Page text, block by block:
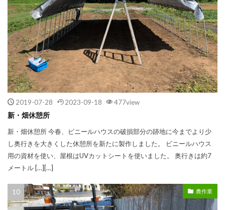
2019-07-28 2023-09-18 477view
新・畑休憩所
新・畑休憩所 今春、ビニールハウスの破損部分の跡地に今までより少
し奥行きを大きくした休憩所を新たに製作しました。 ビニールハウス
用の資材を使い、屋根はUVカットシートを使いました。 奥行きは約7
メートル […][…]
農作業